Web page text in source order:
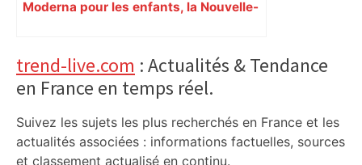
Moderna pour les enfants, la Nouvelle-
Primary
Sidebar
trend-live.com : Actualités & Tendance
en France en temps réel.
Suivez les sujets les plus recherchés en France et les
actualités associées : informations factuelles, sources
et classement actualisé en continu.